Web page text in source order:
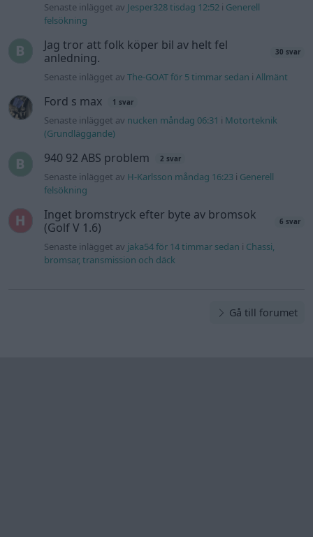
Senaste inlägget av Jesper328 tisdag 12:52 i Generell
felsökning
Jag tror att folk köper bil av helt fel
anledning.
30 svar
Senaste inlägget avThe-GOAT för 5 timmar sedan iAllmänt
Ford s max 1 svar
Senaste inlägget av nucken måndag 06:31 i Motorteknik
(Grundläggande)
940 92 ABS problem 2 svar
Senaste inlägget av H-Karlsson måndag 16:23 i Generell
felsökning
Inget bromstryck efter byte av bromsok
(Golf V 1.6)
6 svar
Senaste inlägget av jaka54 för 14 timmar sedan i Chassi,
bromsar, transmission och däck
Gå till forumet